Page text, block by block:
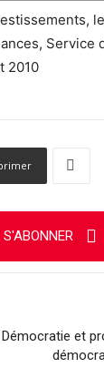
Service
2010
Démocratie et